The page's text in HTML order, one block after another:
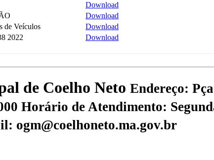
Download
Download
de Veículos
Download
2022 Download
de Coelho Neto Endereço:
Horário de Atendimento:
ogm@coelhoneto.ma.gov.br